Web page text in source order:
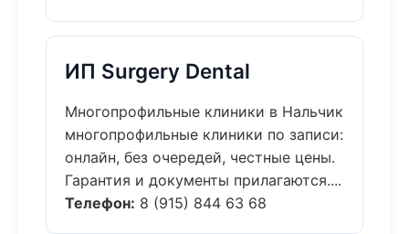
ИП Surgery Dental
Многопрофильные клиники в Нальчик
многопрофильные клиники по записи:
онлайн, без очередей, честные цены.
Гарантия и документы прилагаются....
Телефон: 8 (915) 844 63 68